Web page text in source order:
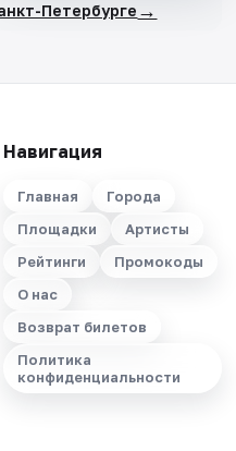
Петербурге →
Навигация
Главная
Города
Площадки
Артисты
Рейтинги
Промокоды
О нас
Возврат билетов
Политика
конфиденциальности